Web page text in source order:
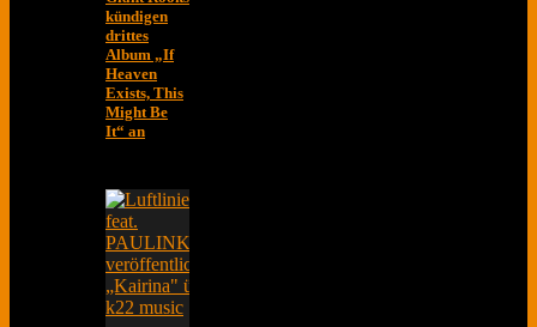
kündigen
drittes
Album „If
Heaven
Exists, This
Might Be
It“ an